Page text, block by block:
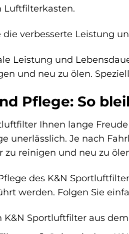
Luftfilterkasten.
die verbesserte Leistung
Leistung und
und neu zu ölen.
Pflege: So
Ihnen lange
unerlässlich. Je nach
zu reinigen und neu zu
des K&N
werden. Folgen Sie
K&N Sportluftfilter aus